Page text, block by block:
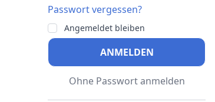
Passwort vergessen?
Angemeldet bleiben
ANMELDEN
Ohne Passwort anmelden